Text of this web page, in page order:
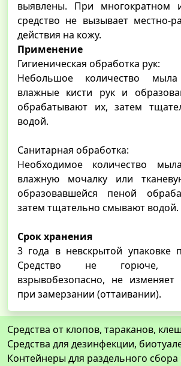
выявлены. При многократном
средство не вызывает местно-
действия на кожу.
Применение
Гигиеническая обработка рук:
Небольшое количество
влажные кисти рук и
обрабатывают их, затем
водой.
Санитарная обработка:
Необходимое количество
влажную мочалку или
образовавшейся пеной
затем тщательно смывают водой.
Срок хранения
3 года в невскрытой упаковке
Средство не горюче,
взрывобезопасно, не изменяет
при замерзании (оттаивании).
Средства от клопов, тараканов,
Средства для дезинфекции,
Контейнеры для раздельного